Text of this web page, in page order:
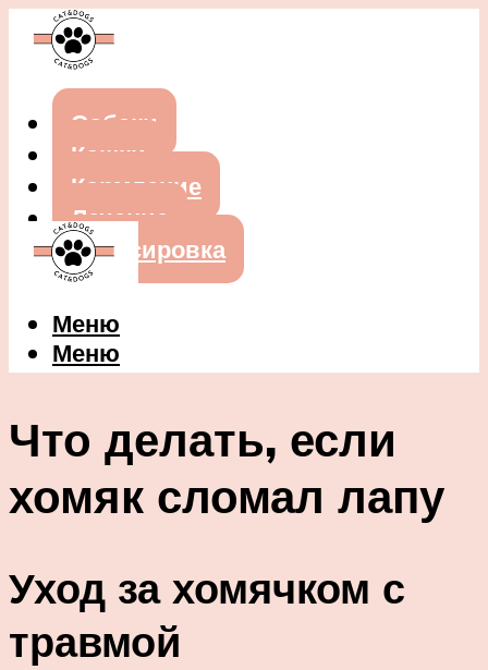
Собаки
Кошки
Кормление
Лечение
Дрессировка
Меню
Меню
Что делать, если
хомяк сломал лапу
Уход за хомячком с
травмой